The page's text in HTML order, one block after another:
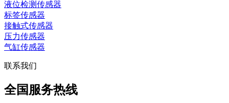
液位检测传感器
标签传感器
接触式传感器
压力传感器
气缸传感器
联系我们
全国服务热线